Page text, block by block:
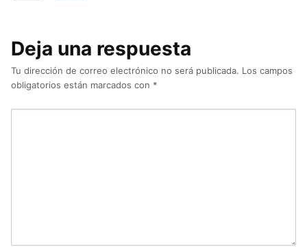
Deja una respuesta
Tu dirección de correo electrónico no será publicada. Los campos
obligatorios están marcados con *